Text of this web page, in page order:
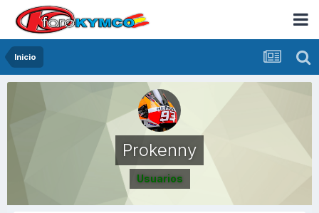
Inicio
Prokenny
Usuarios